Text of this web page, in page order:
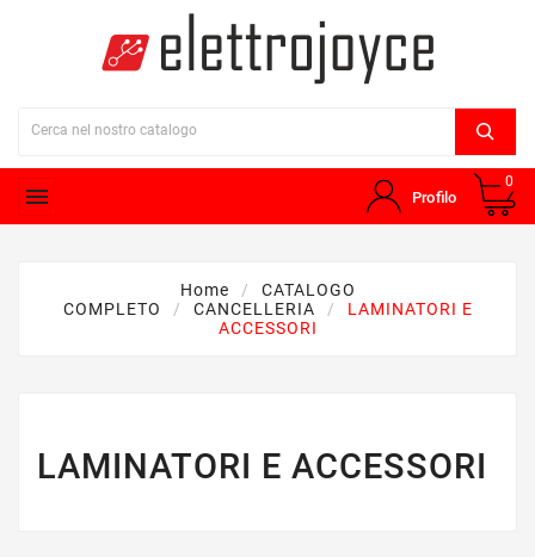
 Profilo
0
Home
CATALOGO
COMPLETO
CANCELLERIA
LAMINATORI E
ACCESSORI
LAMINATORI E ACCESSORI